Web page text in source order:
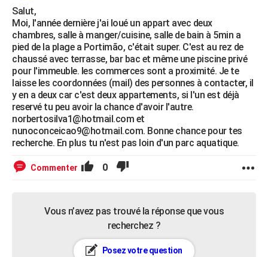
Salut,
Moi, l'année dernière j'ai loué un appart avec deux
chambres, salle à manger/cuisine, salle de bain à 5min a
pied de la plage a Portimão, c'était super. C'est au rez de
chaussé avec terrasse, bar bac et même une piscine privé
pour l'immeuble. les commerces sont a proximité. Je te
laisse les coordonnées (mail) des personnes à contacter, il
y en a deux car c'est deux appartements, si l'un est déjà
reservé tu peu avoir la chance d'avoir l'autre.
norbertosilva1@hotmail.com et
nunoconceicao9@hotmail.com. Bonne chance pour tes
recherche. En plus tu n'est pas loin d'un parc aquatique.
Commenter 0
Vous n’avez pas trouvé la réponse que vous
recherchez ?
Posez votre question